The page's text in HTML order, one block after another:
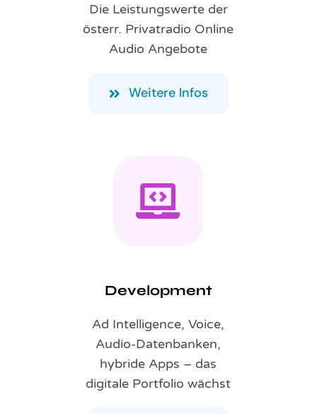
Die Leistungswerte der
österr. Privatradio Online
Audio Angebote
Weitere Infos
Development
Ad Intelligence, Voice,
Audio-Datenbanken,
hybride Apps – das
digitale Portfolio wächst